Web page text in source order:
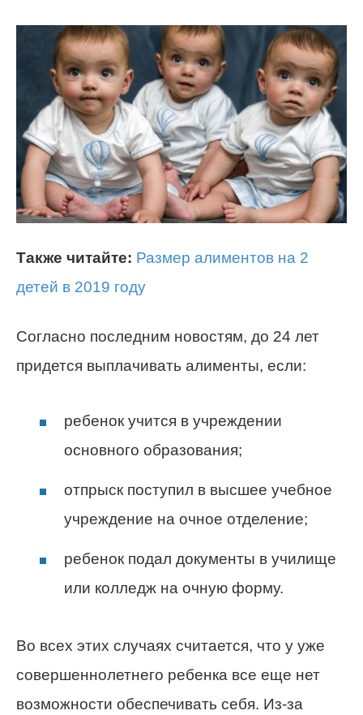
Также читайте: Размер алиментов на 2
детей в 2019 году
Согласно последним новостям, до 24 лет
придется выплачивать алименты, если:
ребенок учится в учреждении
основного образования;
отпрыск поступил в высшее учебное
учреждение на очное отделение;
ребенок подал документы в училище
или колледж на очную форму.
Во всех этих случаях считается, что у уже
совершеннолетнего ребенка все еще нет
возможности обеспечивать себя. Из-за